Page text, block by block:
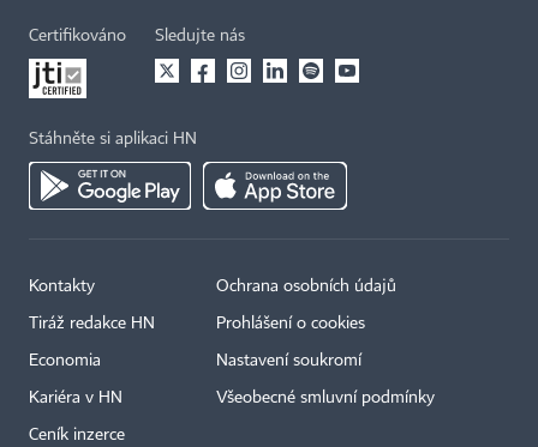
Certifikováno Sledujte nás
Stáhněte si aplikaci HN
Kontakty
Tiráž redakce HN
Economia
Kariéra v HN
Ceník inzerce
Ochrana osobních údajů
Prohlášení o cookies
Nastavení soukromí
Všeobecné smluvní podmínky